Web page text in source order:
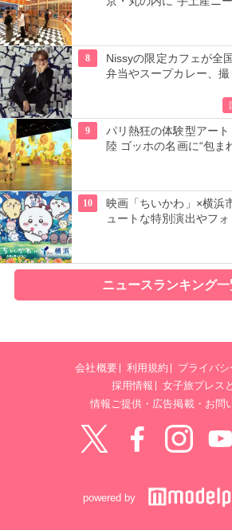
8
Nissyの限定カフェが全
弁当やスープカレー、撮
9
パリ熱狂の体験型アー
陸 ゴッホの名画に“包ま
レーヴ・デ・リュミエ
10
映画「ちいかわ」×横浜
ュートな特別演出やフ
ニュースランキング
会社概要 利用規約
プライバ
採用情報
女子旅プレス
情報ご提供・広告掲載・お問
powered by